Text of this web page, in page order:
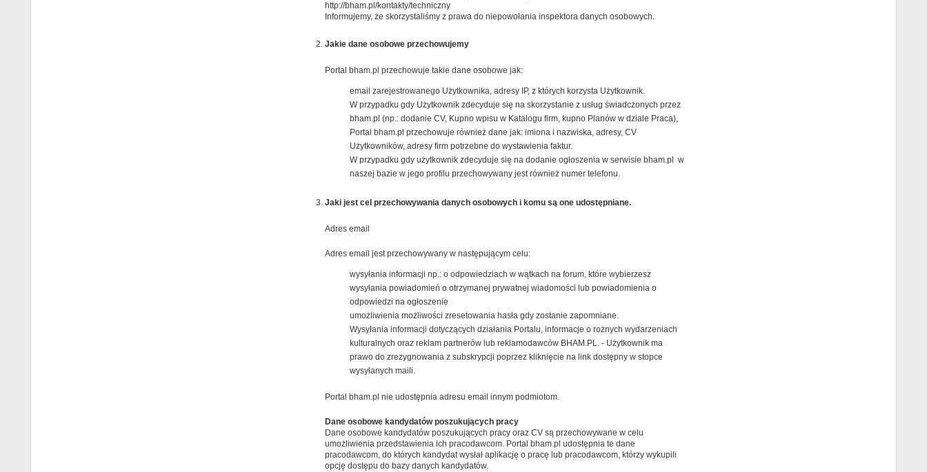
http://bham.pl/kontakty/techniczny
Informujemy, że skorzystaliśmy z prawa do niepowołania inspektora danych osobowych.
Jakie dane osobowe przechowujemy
Portal bham.pl przechowuje takie dane osobowe jak:
email zarejestrowanego Użytkownika, adresy IP, z których korzysta Użytkownik.
W przypadku gdy Użytkownik zdecyduje się na skorzystanie z usług świadczonych przez
bham.pl (np.: dodanie CV, Kupno wpisu w Katalogu firm, kupno Planów w dziale Praca),
Portal bham.pl przechowuje również dane jak: imiona i nazwiska, adresy, CV
Użytkowników, adresy firm potrzebne do wystawienia faktur.
W przypadku gdy użytkownik zdecyduje się na dodanie ogłoszenia w serwisie bham.pl w
naszej bazie w jego profilu przechowywany jest również numer telefonu.
Jaki jest cel przechowywania danych osobowych i komu są one udostępniane.
Adres email
Adres email jest przechowywany w następującym celu:
wysyłania informacji np.: o odpowiedziach w wątkach na forum, które wybierzesz
wysyłania powiadomień o otrzymanej prywatnej wiadomości lub powiadomienia o
odpowiedzi na ogłoszenie
umożliwienia możliwości zresetowania hasła gdy zostanie zapomniane.
Wysyłania informacji dotyczących działania Portalu, informacje o rożnych wydarzeniach
kulturalnych oraz reklam partnerów lub reklamodawców BHAM.PL. - Użytkownik ma
prawo do zrezygnowania z subskrypcji poprzez kliknięcie na link dostępny w stopce
wysyłanych maili.
Portal bham.pl nie udostępnia adresu email innym podmiotom.
Dane osobowe kandydatów poszukujących pracy
Dane osobowe kandydatów poszukujących pracy oraz CV są przechowywane w celu
umożliwienia przedstawienia ich pracodawcom. Portal bham.pl udostępnia te dane
pracodawcom, do których kandydat wysłał aplikację o pracę lub pracodawcom, którzy wykupili
opcję dostępu do bazy danych kandydatów.